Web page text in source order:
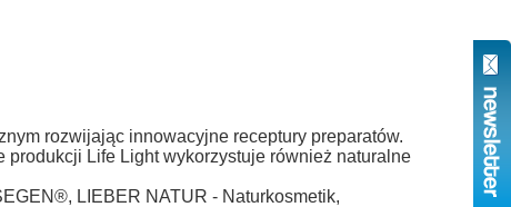
rozwijając innowacyjne receptury preparatów.
produkcji Life Light wykorzystuje również naturalne
LIEBER NATUR - Naturkosmetik,